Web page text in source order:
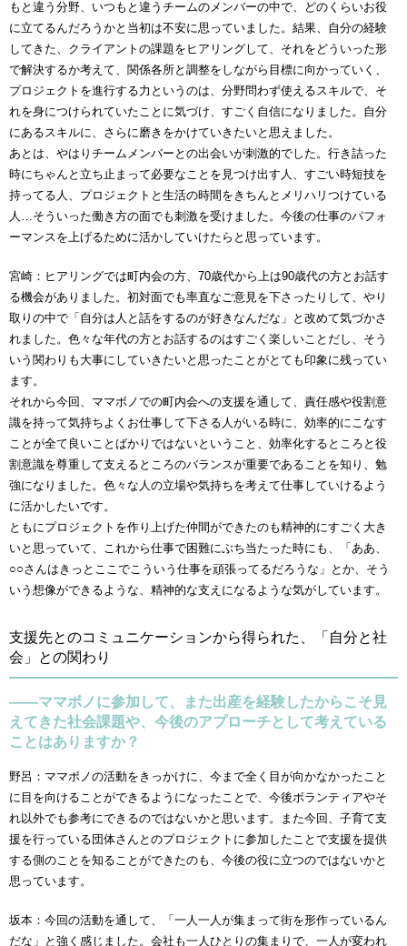
もと違う分野、いつもと違うチームのメンバーの中で、どのくらいお役
に立てるんだろうかと当初は不安に思っていました。結果、自分の経験
してきた、クライアントの課題をヒアリングして、それをどういった形
で解決するか考えて、関係各所と調整をしながら目標に向かっていく、
プロジェクトを進行する力というのは、分野問わず使えるスキルで、そ
れを身につけられていたことに気づけ、すごく自信になりました。自分
にあるスキルに、さらに磨きをかけていきたいと思えました。
あとは、やはりチームメンバーとの出会いが刺激的でした。行き詰った
時にちゃんと立ち止まって必要なことを見つけ出す人、すごい時短技を
持ってる人、プロジェクトと生活の時間をきちんとメリハリつけている
人…そういった働き方の面でも刺激を受けました。今後の仕事のパフォ
ーマンスを上げるために活かしていけたらと思っています。
宮崎：ヒアリングでは町内会の方、70歳代から上は90歳代の方とお話す
る機会がありました。初対面でも率直なご意見を下さったりして、やり
取りの中で「自分は人と話をするのが好きなんだな」と改めて気づかさ
れました。色々な年代の方とお話するのはすごく楽しいことだし、そう
いう関わりも大事にしていきたいと思ったことがとても印象に残ってい
ます。
それから今回、ママボノでの町内会への支援を通して、責任感や役割意
識を持って気持ちよくお仕事して下さる人がいる時に、効率的にこなす
ことが全て良いことばかりではないということ、効率化するところと役
割意識を尊重して支えるところのバランスが重要であることを知り、勉
強になりました。色々な人の立場や気持ちを考えて仕事していけるよう
に活かしたいです。
ともにプロジェクトを作り上げた仲間ができたのも精神的にすごく大き
いと思っていて、これから仕事で困難にぶち当たった時にも、「ああ、
○○さんはきっとここでこういう仕事を頑張ってるだろうな」とか、そう
いう想像ができるような、精神的な支えになるような気がしています。
支援先とのコミュニケーションから得られた、「自分と社
会」との関わり
――ママボノに参加して、また出産を経験したからこそ見
えてきた社会課題や、今後のアプローチとして考えている
ことはありますか？
野呂：ママボノの活動をきっかけに、今まで全く目が向かなかったこと
に目を向けることができるようになったことで、今後ボランティアやそ
れ以外でも参考にできるのではないかと思います。また今回、子育て支
援を行っている団体さんとのプロジェクトに参加したことで支援を提供
する側のことを知ることができたのも、今後の役に立つのではないかと
思っています。
坂本：今回の活動を通して、「一人一人が集まって街を形作っているん
だな」と強く感じました。会社も一人ひとりの集まりで、一人が変われ